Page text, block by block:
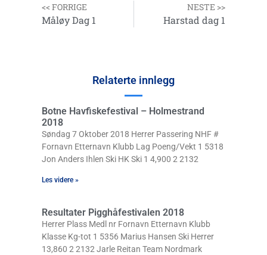
<< FORRIGE
Måløy Dag 1
NESTE >>
Harstad dag 1
Relaterte innlegg
Botne Havfiskefestival – Holmestrand
2018
Søndag 7 Oktober 2018 Herrer Passering NHF #
Fornavn Etternavn Klubb Lag Poeng/Vekt 1 5318
Jon Anders Ihlen Ski HK Ski 1 4,900 2 2132
Les videre »
Resultater Pigghåfestivalen 2018
Herrer Plass Medl nr Fornavn Etternavn Klubb
Klasse Kg-tot 1 5356 Marius Hansen Ski Herrer
13,860 2 2132 Jarle Reitan Team Nordmark